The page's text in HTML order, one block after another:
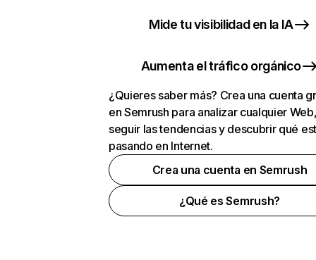
Mide tu visibilidad en la IA
Aumenta el tráfico orgánico
¿Quieres saber más? Crea una cuenta
en Semrush para analizar cualquier
seguir las tendencias y descubrir qué
pasando en Internet.
Crea una cuenta en Semrush
¿Qué es Semrush?